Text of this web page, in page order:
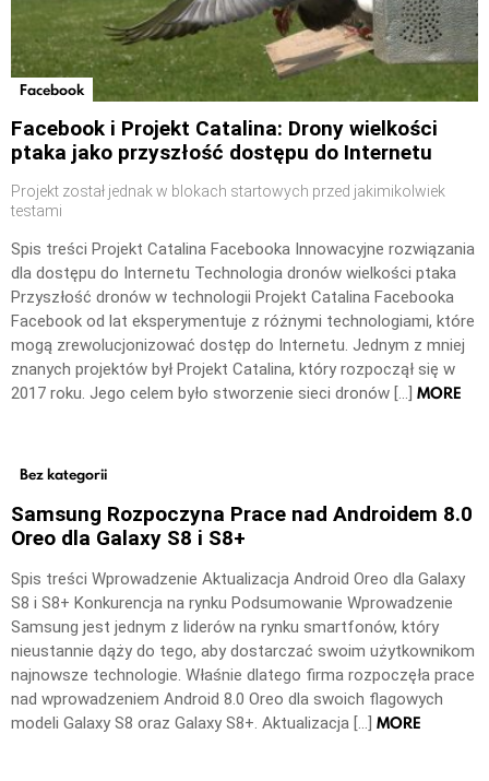
Facebook
Facebook i Projekt Catalina: Drony wielkości
ptaka jako przyszłość dostępu do Internetu
Projekt został jednak w blokach startowych przed jakimikolwiek
testami
Spis treści Projekt Catalina Facebooka Innowacyjne rozwiązania
dla dostępu do Internetu Technologia dronów wielkości ptaka
Przyszłość dronów w technologii Projekt Catalina Facebooka
Facebook od lat eksperymentuje z różnymi technologiami, które
mogą zrewolucjonizować dostęp do Internetu. Jednym z mniej
znanych projektów był Projekt Catalina, który rozpoczął się w
2017 roku. Jego celem było stworzenie sieci dronów […] MORE
Bez kategorii
Samsung Rozpoczyna Prace nad Androidem 8.0
Oreo dla Galaxy S8 i S8+
Spis treści Wprowadzenie Aktualizacja Android Oreo dla Galaxy
S8 i S8+ Konkurencja na rynku Podsumowanie Wprowadzenie
Samsung jest jednym z liderów na rynku smartfonów, który
nieustannie dąży do tego, aby dostarczać swoim użytkownikom
najnowsze technologie. Właśnie dlatego firma rozpoczęła prace
nad wprowadzeniem Android 8.0 Oreo dla swoich flagowych
modeli Galaxy S8 oraz Galaxy S8+. Aktualizacja […] MORE